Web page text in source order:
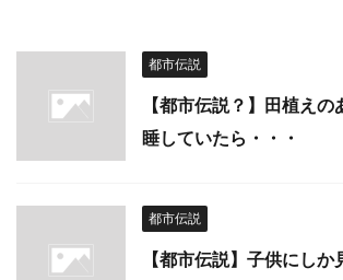
都市伝説
【都市伝説？】田植え
睡していたら・・・
都市伝説
【都市伝説】子供にし